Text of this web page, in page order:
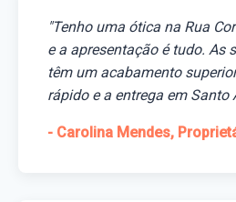
"Tenho uma ótica na Rua
e a apresentação é tudo. As
têm um acabamento
rápido e a entrega em Santo
- Carolina Mendes,